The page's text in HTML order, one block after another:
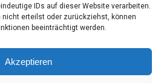
und Alltag
IDs auf dieser Website verarbeiten.
erteilst oder zurückziehst, können
beeinträchtigt werden.
Akzeptieren
Version verlassen